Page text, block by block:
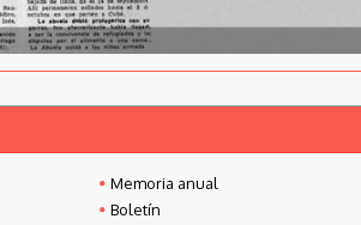
Memoria anual
Boletín